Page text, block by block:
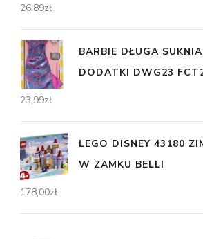
26,89zł
BARBIE DŁUGA
DODATKI DWG23
23,99zł
LEGO DISNEY 43180
W ZAMKU BELLI
178,00zł